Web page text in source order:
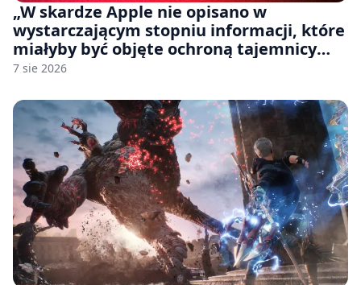
„W skardze Apple nie opisano w
wystarczającym stopniu informacji, które
miałyby być objęte ochroną tajemnicy
handlowej”. OpenAI żąda odrzucenia
7 sie 2026